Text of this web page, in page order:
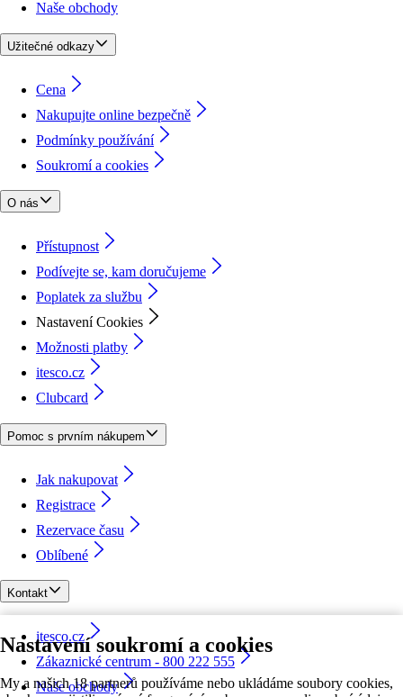
Nastavení soukromí a cookies
My a našich 18 partnerů používáme nebo ukládáme soubory cookies,
Naše obchody
Užitečné odkazy
Cena
Nakupujte online bezpečně
Podmínky používání
Soukromí a cookies
O nás
Přístupnost
Podívejte se, kam doručujeme
Poplatek za službu
Nastavení Cookies
Možnosti platby
itesco.cz
Clubcard
Pomoc s prvním nákupem
Jak nakupovat
Registrace
Rezervace času
Oblíbené
Kontakt
itesco.cz
Zákaznické centrum - 800 222 555
Naše obchody